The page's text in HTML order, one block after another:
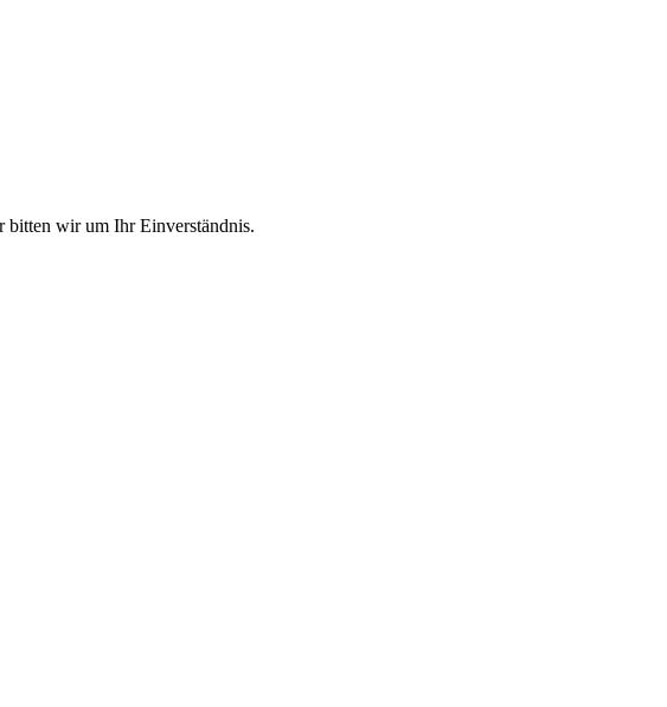
bitten wir um Ihr Einverständnis.